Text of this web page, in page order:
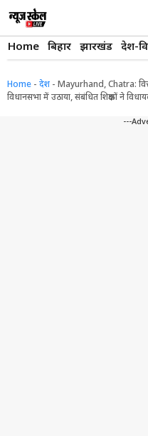
content
Home बिहार झारखंड देश-
Home - देश - Mayurhand, Chatra:
विधानसभा में उठाया, संबंधित शिक्षकों ने
---